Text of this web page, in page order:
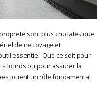
sont plus cruciales que
de nettoyage et
essentiel. Que ce soit pour
lourds ou pour assurer la
jouent un rôle fondamental